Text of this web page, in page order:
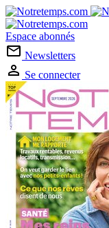
Espace abonnés
Newsletters
Se connecter